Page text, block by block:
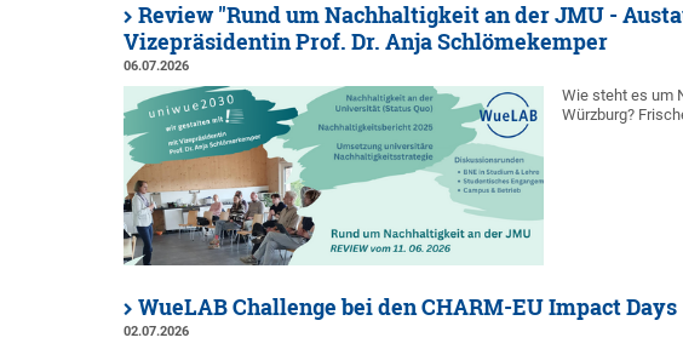
Review "Rund um Nachhaltigkeit an der JMU -
Vizepräsidentin Prof. Dr. Anja Schlömekemper
06.07.2026
Wie steht es um
Würzburg?
WueLAB Challenge bei den CHARM-EU Impact Days
02.07.2026